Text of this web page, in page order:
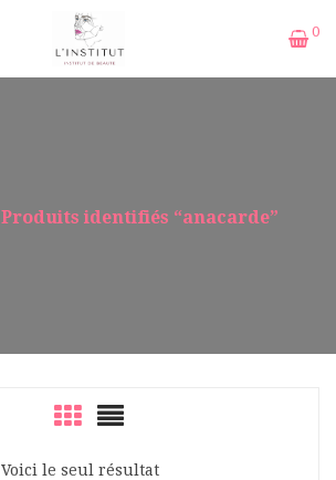
0
Produits identifiés “anacarde”
Voici le seul résultat